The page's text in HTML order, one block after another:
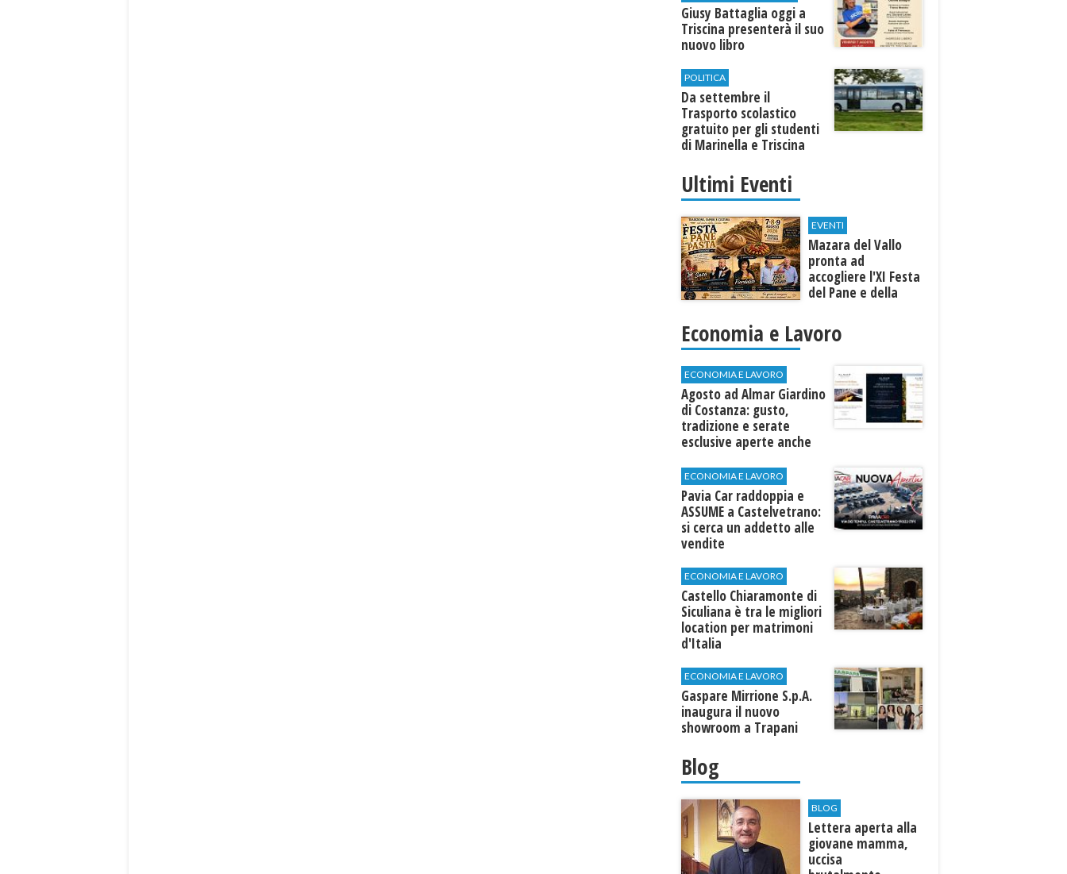
Giusy Battaglia oggi a
Triscina presenterà il suo
nuovo libro
POLITICA
Da settembre il
Trasporto scolastico
gratuito per gli studenti
di Marinella e Triscina
Ultimi Eventi
EVENTI
Mazara del Vallo
pronta ad
accogliere l'XI Festa
del Pane e della
Economia e Lavoro
ECONOMIA E LAVORO
Agosto ad Almar Giardino
di Costanza: gusto,
tradizione e serate
esclusive aperte anche
ECONOMIA E LAVORO
Pavia Car raddoppia e
ASSUME a Castelvetrano:
si cerca un addetto alle
vendite
ECONOMIA E LAVORO
Castello Chiaramonte di
Siculiana è tra le migliori
location per matrimoni
d'Italia
ECONOMIA E LAVORO
​Gaspare Mirrione S.p.A.
inaugura il nuovo
showroom a Trapani
Blog
BLOG
Lettera aperta alla
giovane mamma,
uccisa